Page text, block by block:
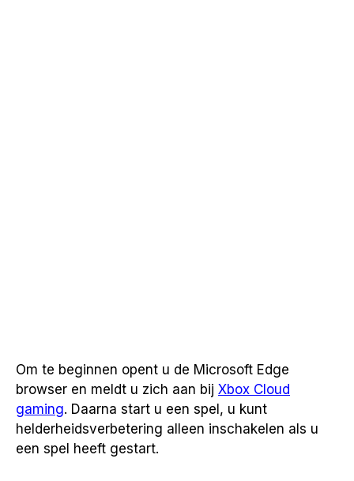
Om te beginnen opent u de Microsoft Edge
browser en meldt u zich aan bij Xbox Cloud
gaming. Daarna start u een spel, u kunt
helderheidsverbetering alleen inschakelen als u
een spel heeft gestart.